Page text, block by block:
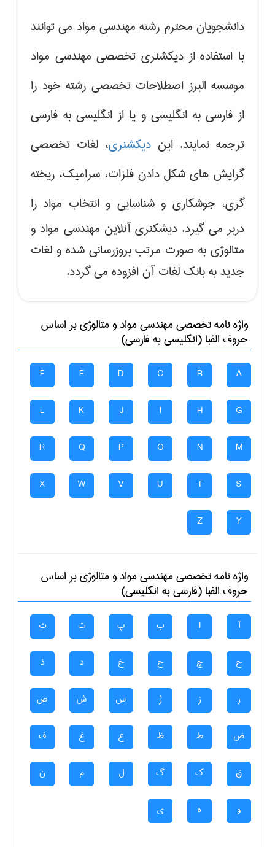
دانشجویان محترم رشته مهندسی مواد می توانند
با استفاده از دیکشنری تخصصی مهندسی مواد
موسسه البرز اصطلاحات تخصصی رشته خود را
از فارسی به انگلیسی و یا از انگلیسی به فارسی
ترجمه نمایند. این دیکشنری، لغات تخصصی
گرایش های شکل دادن فلزات، سرامیک، ریخته
گری، جوشکاری و شناسایی و انتخاب مواد را
دربر می گیرد. دیشکنری آنلاین مهندسی مواد و
متالوژی به صورت مرتب بروزرسانی شده و لغات
جدید به بانک لغات آن افزوده می گردد.
واژه نامه تخصصیمهندسی مواد و متالوژیبر اساس
حروف الفبا (انگلیسی به فارسی)
A
B
C
D
E
F
G
H
I
J
K
L
M
N
O
P
Q
R
S
T
U
V
W
X
Y
Z
واژه نامه تخصصیمهندسی مواد و متالوژیبر اساس
حروف الفبا (فارسی به انگلیسی)
آ ا ب پ ت ث
ج چ ح خ د ذ
ر ز ژ س ش ص
ض ط ظ ع غ ف
ق ک گ ل م ن
و ه ی